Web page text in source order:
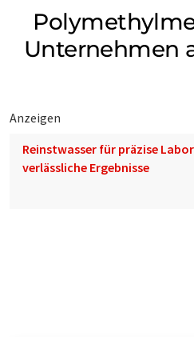
Unternehmen
Anzeigen
Reinstwasser für präzise
verlässliche Ergebnisse